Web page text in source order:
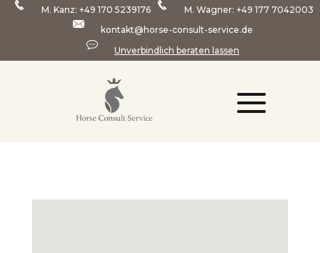
M. Kanz:+49 170 5239176 M. Wagner:+49 177 7042003
kontakt@horse-consult-service.de
Unverbindlich beraten lassen